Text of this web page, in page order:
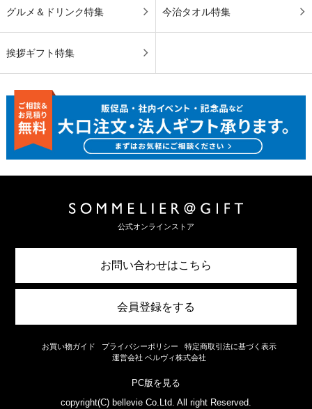
グルメ＆ドリンク特集 今治タオル特集
挨拶ギフト特集
公式オンラインストア
お問い合わせはこちら
会員登録をする
お買い物ガイド プライバシーポリシー
特定商取引法に基づく表示
運営会社 ベルヴィ株式会社
PC版を見る
copyright(C) bellevie Co.Ltd. All right Reserved.